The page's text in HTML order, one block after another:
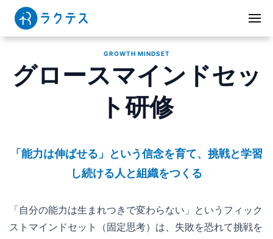
GROWTH MINDSET
グロースマインドセッ
ト研修
「能力は伸ばせる」という信念を育て、挑戦と学習
し続ける人と組織をつくる
「自分の能力は生まれつきで変わらない」というフィック
ストマインドセット（固定思考）は、失敗を恐れて挑戦を